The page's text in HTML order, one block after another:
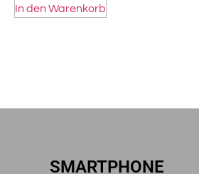
In den Warenkorb
SMARTPHONE